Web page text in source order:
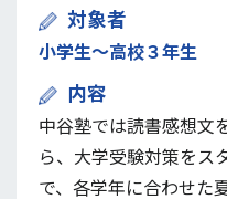
対象者
小学生〜高校３年生
内容
中谷塾では読書感想文
ら、大学受験対策をス
で、各学年に合わせた